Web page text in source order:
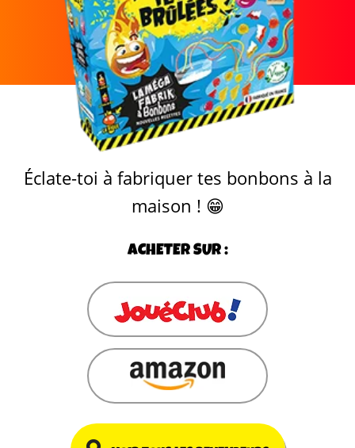
Éclate-toi à fabriquer tes bonbons à la
maison ! 😁
ACHETER SUR :